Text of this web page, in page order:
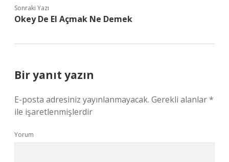
Sonraki Yazı
Okey De El Açmak Ne Demek
Bir yanıt yazın
E-posta adresiniz yayınlanmayacak. Gerekli alanlar*
ile işaretlenmişlerdir
Yorum